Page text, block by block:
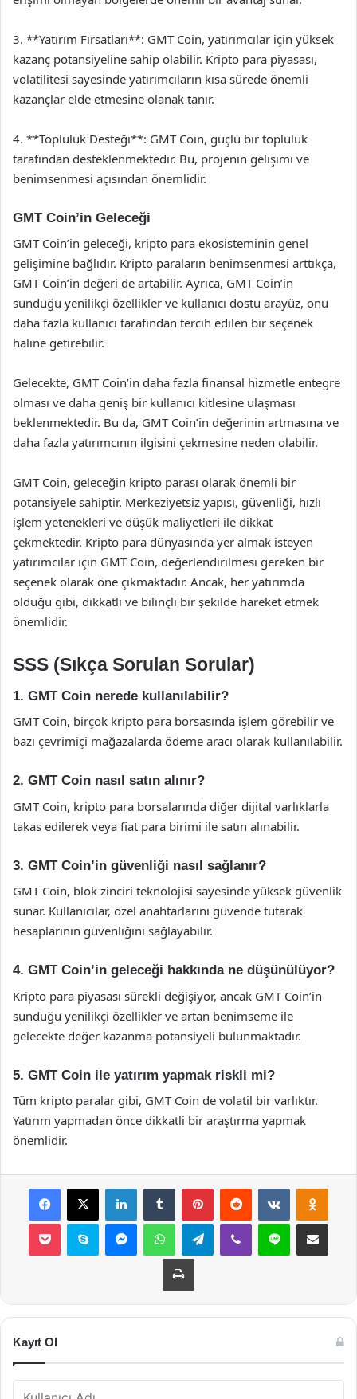
3. **Yatırım Fırsatları**: GMT Coin, yatırımcılar için yüksek
kazanç potansiyeline sahip olabilir. Kripto para piyasası,
volatilitesi sayesinde yatırımcıların kısa sürede önemli
kazançlar elde etmesine olanak tanır.
4. **Topluluk Desteği**: GMT Coin, güçlü bir topluluk
tarafından desteklenmektedir. Bu, projenin gelişimi ve
benimsenmesi açısından önemlidir.
GMT Coin’in Geleceği
GMT Coin’in geleceği, kripto para ekosisteminin genel
gelişimine bağlıdır. Kripto paraların benimsenmesi arttıkça,
GMT Coin’in değeri de artabilir. Ayrıca, GMT Coin’in
sunduğu yenilikçi özellikler ve kullanıcı dostu arayüz, onu
daha fazla kullanıcı tarafından tercih edilen bir seçenek
haline getirebilir.
Gelecekte, GMT Coin’in daha fazla finansal hizmetle entegre
olması ve daha geniş bir kullanıcı kitlesine ulaşması
beklenmektedir. Bu da, GMT Coin’in değerinin artmasına ve
daha fazla yatırımcının ilgisini çekmesine neden olabilir.
GMT Coin, geleceğin kripto parası olarak önemli bir
potansiyele sahiptir. Merkeziyetsiz yapısı, güvenliği, hızlı
işlem yetenekleri ve düşük maliyetleri ile dikkat
çekmektedir. Kripto para dünyasında yer almak isteyen
yatırımcılar için GMT Coin, değerlendirilmesi gereken bir
seçenek olarak öne çıkmaktadır. Ancak, her yatırımda
olduğu gibi, dikkatli ve bilinçli bir şekilde hareket etmek
önemlidir.
SSS (Sıkça Sorulan Sorular)
1. GMT Coin nerede kullanılabilir?
GMT Coin, birçok kripto para borsasında işlem görebilir ve
bazı çevrimiçi mağazalarda ödeme aracı olarak kullanılabilir.
2. GMT Coin nasıl satın alınır?
GMT Coin, kripto para borsalarında diğer dijital varlıklarla
takas edilerek veya fiat para birimi ile satın alınabilir.
3. GMT Coin’in güvenliği nasıl sağlanır?
GMT Coin, blok zinciri teknolojisi sayesinde yüksek güvenlik
sunar. Kullanıcılar, özel anahtarlarını güvende tutarak
hesaplarının güvenliğini sağlayabilir.
4. GMT Coin’in geleceği hakkında ne düşünülüyor?
Kripto para piyasası sürekli değişiyor, ancak GMT Coin’in
sunduğu yenilikçi özellikler ve artan benimseme ile
gelecekte değer kazanma potansiyeli bulunmaktadır.
5. GMT Coin ile yatırım yapmak riskli mi?
Tüm kripto paralar gibi, GMT Coin de volatil bir varlıktır.
Yatırım yapmadan önce dikkatli bir araştırma yapmak
önemlidir.
Facebook
X LinkedInTumblr PinterestReddit VKontakte
Pocket Skype MessengerWhatsAppTelegramViber Line E-Posta ile
Yazdır
Kayıt Ol